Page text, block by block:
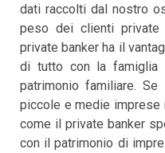
dati raccolti dal nostro
peso dei clienti
private banker ha il
di tutto con la famiglia
patrimonio familiare. Se
piccole e medie imprese
come il private banker
con il patrimonio di